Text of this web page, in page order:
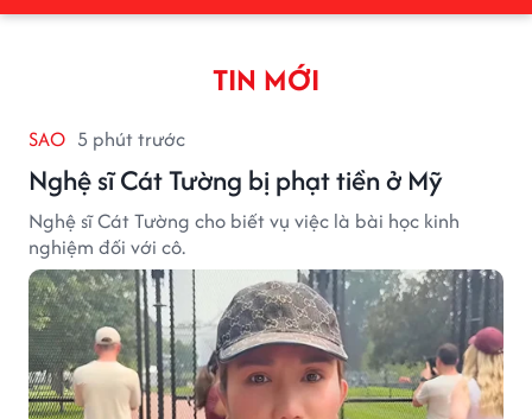
TIN MỚI
SAO 5 phút trước
Nghệ sĩ Cát Tường bị phạt tiền ở Mỹ
Nghệ sĩ Cát Tường cho biết vụ việc là bài học kinh
nghiệm đối với cô.